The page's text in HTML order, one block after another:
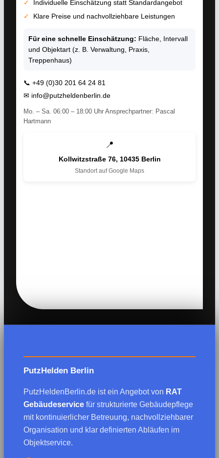
✓
Individuelle Einschätzung statt Standardangebot
✓
Klare Preise und nachvollziehbare Leistungen
Für eine schnelle Einschätzung: Fläche, Intervall
und Objektart (z. B. Verwaltung, Praxis,
Treppenhaus)
📞 +49 (0)30 201 64 24 81
✉ info@putzheldenberlin.de
Mo. – Sa. 06:00 – 18:00 Uhr Ansprechpartner: Pascal
Hartmann
📍
Kollwitzstraße 76, 10435 Berlin
Standort auf Google Maps
PutzHelden Berlin
PutzHeldenBerlin.de ist ein Angebot von RAT
Gebäudeservice für strukturierte Gebäudepflege
mit kontinuierlicher Betreuung, nachvollziehbarer
Organisation und klar definierten Abläufen im
Objektservice.